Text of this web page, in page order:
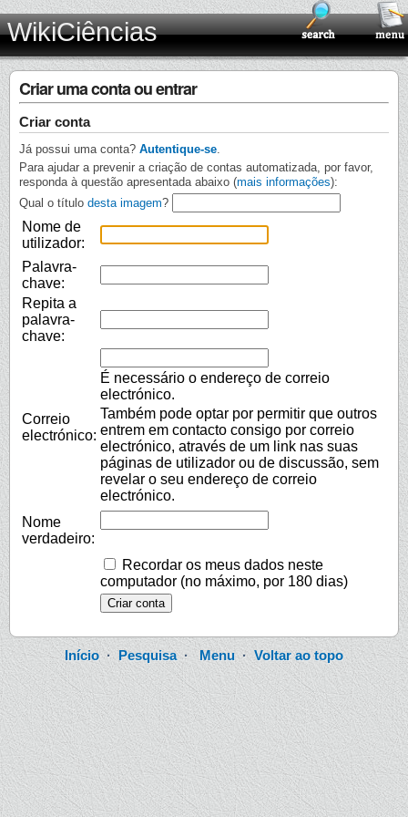
WikiCiências
Criar uma conta ou entrar
Criar conta
Já possui uma conta? Autentique-se
Para ajudar a prevenir a criação de contas automatizada, por favor,
responda à questão apresentada abaixo (mais informações):
Qual o título desta imagem?
Nome de
utilizador:
Palavra-
chave:
Repita a
palavra-
chave:
Correio
electrónico:
É necessário o endereço de correio
electrónico.
Também pode optar por permitir que outros
entrem em contacto consigo por correio
electrónico, através de um link nas suas
páginas de utilizador ou de discussão, sem
revelar o seu endereço de correio
electrónico.
Nome
verdadeiro:
Recordar os meus dados neste
computador (no máximo, por 180 dias)
Início·Pesquisa· Menu· Voltar ao topo